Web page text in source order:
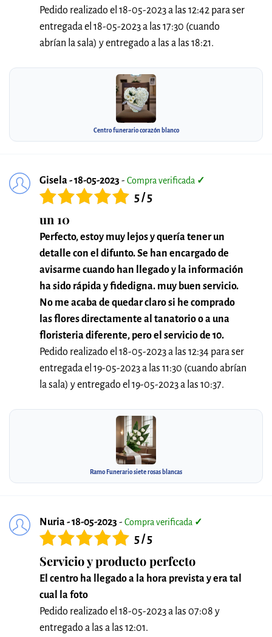
Pedido realizado el 18-05-2023 a las 12:42 para ser
entregada el 18-05-2023 a las 17:30 (cuando
abrían la sala) y entregado a las a las 18:21.
Centro funerario corazón blanco
Gisela - 18-05-2023 - Compra verificada ✓
5 / 5
un 10
Perfecto, estoy muy lejos y quería tener un
detalle con el difunto. Se han encargado de
avisarme cuando han llegado y la información
ha sido rápida y fidedigna. muy buen servicio.
No me acaba de quedar claro si he comprado
las flores directamente al tanatorio o a una
floristeria diferente, pero el servicio de 10.
Pedido realizado el 18-05-2023 a las 12:34 para ser
entregada el 19-05-2023 a las 11:30 (cuando abrían
la sala) y entregado el 19-05-2023 a las 10:37.
Ramo Funerario siete rosas blancas
Nuria - 18-05-2023 - Compra verificada ✓
5 / 5
Servicio y producto perfecto
El centro ha llegado a la hora prevista y era tal
cual la foto
Pedido realizado el 18-05-2023 a las 07:08 y
entregado a las a las 12:01.